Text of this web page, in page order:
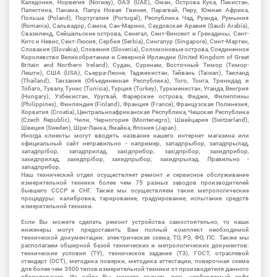
Каледония, Норвегия (Norway), ОАЭ (UAE), Оман, Острова Кука, Пакистан,
Палестина, Панама, Папуа Новая Гвинея, Парагвай, Перу, Южная Африка,
Польша (Poland), Португалия (Portugal), Республика Чад, Руанда, Румыния
(Romania), Сальвадор, Самоа, Сан-Марино, Саудовская Аравия (Saudi Arabia),
Свазиленд, Сейшельские острова, Сенегал, Сент-Винсент и Гренадины, Сент-
Китс и Невис, Сент-Люсия, Сербия (Serbia), Сингапур (Singapore), Синт-Мартен,
Словакия (Slovakia), Словения (Slovenia), Соломоновые острова, Соединенное
Королевство Великобритании и Северной Ирландии (United Kingdom of Great
Britain and Northern Ireland), Судан, Суринам, Восточный Тимор (Тимор-
Лешти), США (USA), Сьерра-Леоне, Таджикистан, Тайвань (Taiwan), Таиланд
(Thailand), Танзания (Объединенная Республика), Того, Тонга, Тринидад и
Тобаго, Тувалу, Тунис (Tunisia), Турция (Turkey), Туркменистан, Уганда, Венгрия
(Hungary), Узбекистан, Уругвай, Фарерские острова, Фиджи, Филиппины
(Philippines), Финляндия (Finland), Франция (France), Французская Полинезия,
Хорватия (Croatia), Центральноафриканская Республика, Чешская Республика
(Czech Republic), Чили, Черногория (Montenegro), Швейцария (Switzerland),
Швеция (Sweden), Шри-Ланка, Ямайка, Япония (Japan).
Иногда клиенты могут вводить название нашего интернет магазина или
официальный сайт неправильно - например, западпрыбор, западпрылад,
западпрібор, западприлад, західприбор, західпрібор, захидприбор,
захидприлад, захидпрібор, захидпрыбор, захидпрылад. Правильно -
западприбор.
Наш технический отдел осуществляет ремонт и сервисное обслуживание
измерительной техники более чем 75 разных заводов производителей
бывшего СССР и СНГ. Также мы осуществляем такие метрологические
процедуры: калибровка, тарирование, градуирование, испытание средств
измерительной техники.
Если Вы можете сделать ремонт устройства самостоятельно, то наши
инженеры могут предоставить Вам полный комплект необходимой
технической документации: электрическая схема, ТО, РЭ, ФО, ПС. Также мы
располагаем обширной базой технических и метрологических документов:
технические условия (ТУ), техническое задание (ТЗ), ГОСТ, отраслевой
стандарт (ОСТ), методика поверки, методика аттестации, поверочная схема
для более чем 3500 типов измерительной техники от производителя данного